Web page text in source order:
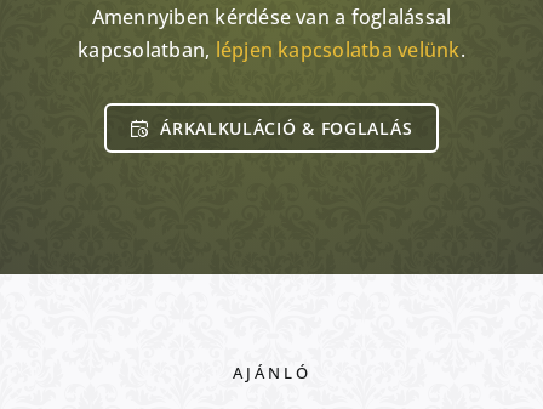
Amennyiben kérdése van a foglalással
kapcsolatban, lépjen kapcsolatba velünk.
ÁRKALKULÁCIÓ & FOGLALÁS
AJÁNLÓ
Nem kategorizált